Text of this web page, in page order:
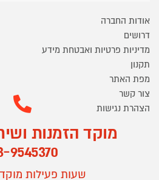
אודות החברה
דרושים
מדיניות פרטיות ואבטחת מידע
תקנון
מפת האתר
צור קשר
הצהרת נגישות
מוקד הזמנות
9545370
שעות פעילות